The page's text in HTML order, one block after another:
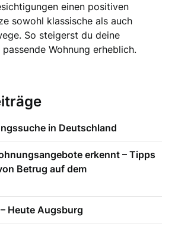
einen positiven
sowohl klassische als auch
So steigerst du deine
Wohnung erheblich.
in Deutschland
erkennt – Tipps
Betrug auf dem
Heute Augsburg